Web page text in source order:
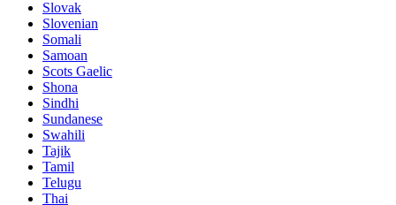
Slovak
Slovenian
Somali
Samoan
Scots Gaelic
Shona
Sindhi
Sundanese
Swahili
Tajik
Tamil
Telugu
Thai